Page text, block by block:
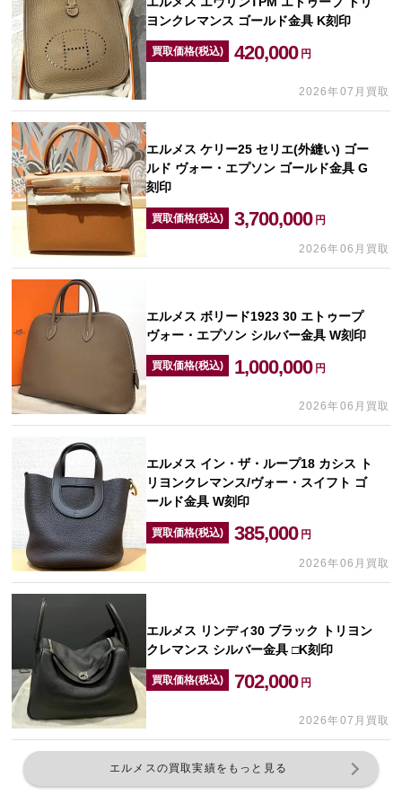
ヨンクレマンス ゴールド金具 K刻印
買取価格(税込) 420,000 円
2026年07月買取
エルメス ケリー25 セリエ(外縫い) ゴー
ルド ヴォー・エプソン ゴールド金具 G
刻印
買取価格(税込) 3,700,000 円
2026年06月買取
エルメス ボリード1923 30 エトゥープ
ヴォー・エプソン シルバー金具 W刻印
買取価格(税込) 1,000,000 円
2026年06月買取
エルメス イン・ザ・ループ18 カシス ト
リヨンクレマンス/ヴォー・スイフト ゴ
ールド金具 W刻印
買取価格(税込) 385,000 円
2026年06月買取
エルメス リンディ30 ブラック トリヨン
クレマンス シルバー金具 □K刻印
買取価格(税込) 702,000 円
2026年07月買取
エルメスの買取実績をもっと見る